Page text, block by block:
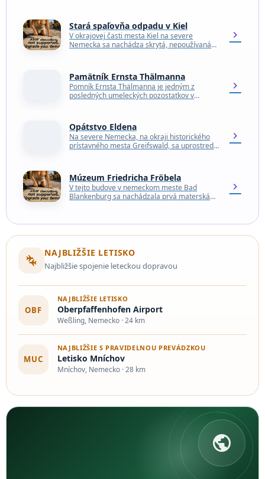
Stará spaľovňa odpadu v Kiel
V okrajovej časti mesta Kiel na severe
Nemecka sa nachádza skrytá, nepoužívaná
chevron_right
Pamätník Ernsta Thälmanna
Pomník Ernsta Thälmanna je jedným z
posledných umeleckých pozostatkov v
keďže väčšina…
chevron_right
Opátstvo Eldena
Na severe Nemecka, na okraji historického
prístavného mesta Greifswald, sa uprostred
chevron_right
Múzeum Friedricha Fröbela
V tejto budove v nemeckom meste Bad
Blankenburg sa nachádzala prvá materská
chevron_right
connecting_airports
NAJBLIŽŠIE LETISKO
Najbližšie spojenie leteckou dopravou
OBF
NAJBLIŽŠIE LETISKO
Oberpfaffenhofen Airport
Weßling, Nemecko · 24 km
MUC
NAJBLIŽŠIE S PRAVIDELNOU PREVÁDZKOU
Letisko Mníchov
Mníchov, Nemecko · 28 km
public